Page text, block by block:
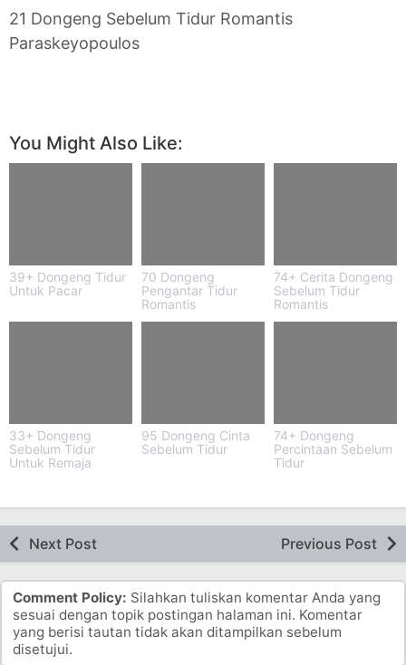
21 Dongeng Sebelum Tidur Romantis
Paraskeyopoulos
You Might Also Like:
39+ Dongeng Tidur
Untuk Pacar
70 Dongeng
Pengantar Tidur
Romantis
74+ Cerita Dongeng
Sebelum Tidur
Romantis
33+ Dongeng
Sebelum Tidur
Untuk Remaja
95 Dongeng Cinta
Sebelum Tidur
74+ Dongeng
Percintaan Sebelum
Tidur
Next Post Previous Post
Comment Policy: Silahkan tuliskan komentar Anda yang
sesuai dengan topik postingan halaman ini. Komentar
yang berisi tautan tidak akan ditampilkan sebelum
disetujui.